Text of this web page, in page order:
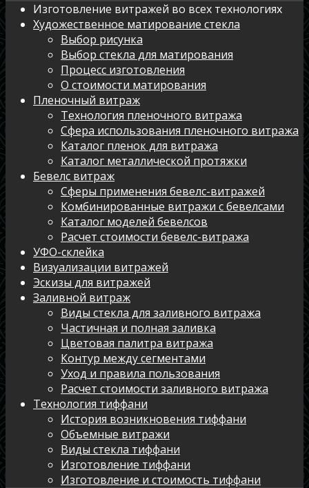
Изготовление витражей во всех технологиях
Художественное матирование стекла
Выбор рисунка
Выбор стекла для матирования
Процесс изготовления
О стоимости матирования
Пленочный витраж
Технология пленочного витража
Сфера использования пленочного витража
Каталог пленок для витража
Каталог металлической протяжки
Бевелс витраж
Сферы применения бевелс-витражей
Комбинированные витражи с бевелсами
Каталог моделей бевелсов
Расчет стоимости бевелс-витража
УФО-склейка
Визуализации витражей
Эскизы для витражей
Заливной витраж
Виды стекла для заливного витража
Частичная и полная заливка
Цветовая палитра витража
Контур между сегментами
Уход и правила пользования
Расчет стоимости заливного витража
Технология тиффани
История возникновения тиффани
Объемные витражи
Виды стекла тиффани
Изготовление тиффани
Изготовление и стоимость тиффани